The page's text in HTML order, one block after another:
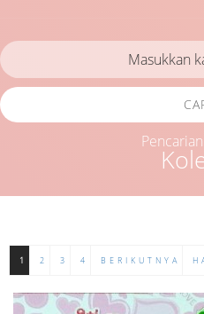
1 2 3 4 BERIKUTNYA